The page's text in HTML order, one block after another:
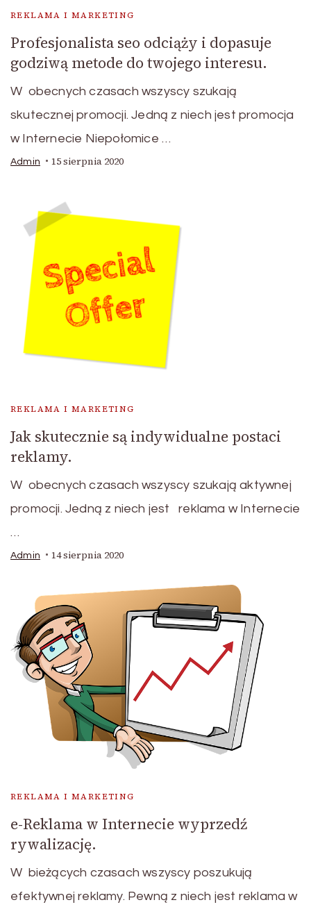
REKLAMA I MARKETING
Profesjonalista seo odciąży i dopasuje
godziwą metode do twojego interesu.
W obecnych czasach wszyscy szukają
skutecznej promocji. Jedną z niech jest promocja
w Internecie Niepołomice …
Admin 15 sierpnia 2020
REKLAMA I MARKETING
Jak skutecznie są indywidualne postaci
reklamy.
W obecnych czasach wszyscy szukają aktywnej
promocji. Jedną z niech jest reklama w Internecie
…
Admin 14 sierpnia 2020
REKLAMA I MARKETING
e-Reklama w Internecie wyprzedź
rywalizację.
W bieżących czasach wszyscy poszukują
efektywnej reklamy. Pewną z niech jest reklama w